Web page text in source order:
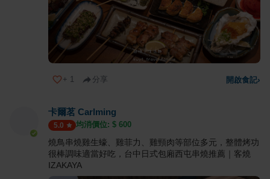
+ 1 分享 開啟食記›
卡爾茗 Carlming
5.0 均消價位: $ 600
燒鳥串燒雞生蠔、雞菲力、雞頸肉等部位多元，整體烤功
很棒調味適當好吃，台中日式包廂西屯串燒推薦｜客燒
IZAKAYA